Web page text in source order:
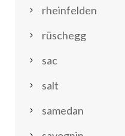
rheinfelden
rüschegg
sac
salt
samedan